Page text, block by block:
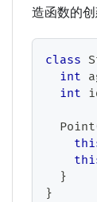
造函数的
class
int
int
Point
}
}